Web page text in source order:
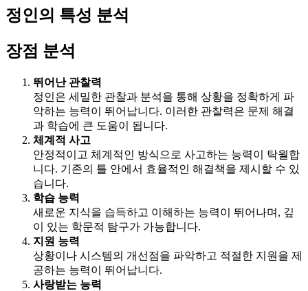
정인의 특성 분석
장점 분석
뛰어난 관찰력
정인은 세밀한 관찰과 분석을 통해 상황을 정확하게 파
악하는 능력이 뛰어납니다. 이러한 관찰력은 문제 해결
과 학습에 큰 도움이 됩니다.
체계적 사고
안정적이고 체계적인 방식으로 사고하는 능력이 탁월합
니다. 기존의 틀 안에서 효율적인 해결책을 제시할 수 있
습니다.
학습 능력
새로운 지식을 습득하고 이해하는 능력이 뛰어나며, 깊
이 있는 학문적 탐구가 가능합니다.
지원 능력
상황이나 시스템의 개선점을 파악하고 적절한 지원을 제
공하는 능력이 뛰어납니다.
사랑받는 능력